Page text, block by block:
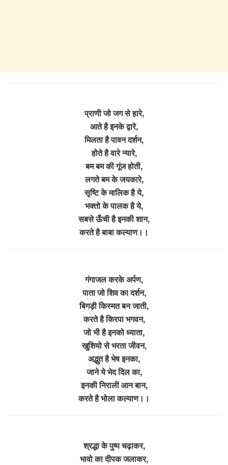
प्राणी जो जग से हारे,
आते है इनके द्वारे,
मिलता है पावन दर्शन,
होते है वारे न्यारे,
बम बम की गूंज होती,
लगते बम के जयकारे,
सृष्टि के मालिक है ये,
भक्तो के पालक है ये,
सबसे ऊँची है इनकी शान,
करते है बाबा कल्याण।।
गंगाजल करके अर्पण,
पाता जो शिव का दर्शन,
बिगड़ी किस्मत बन जाती,
करते है किरपा भगवन,
जो भी है इनको ध्याता,
खुशियो से भरता जीवन,
अद्भुत है भेष इनका,
जाने ये भेद दिल का,
इनकी निराली आन बान,
करते है भोला कल्याण।।
श्रद्धा के पुष्प चढ़ाकर,
भावो का दीपक जलाकर,